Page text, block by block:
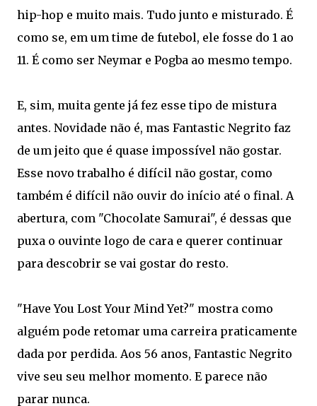
hip-hop e muito mais. Tudo junto e misturado. É
como se, em um time de futebol, ele fosse do 1 ao
11. É como ser Neymar e Pogba ao mesmo tempo.
E, sim, muita gente já fez esse tipo de mistura
antes. Novidade não é, mas Fantastic Negrito faz
de um jeito que é quase impossível não gostar.
Esse novo trabalho é difícil não gostar, como
também é difícil não ouvir do início até o final. A
abertura, com "Chocolate Samurai", é dessas que
puxa o ouvinte logo de cara e querer continuar
para descobrir se vai gostar do resto.
"Have You Lost Your Mind Yet?" mostra como
alguém pode retomar uma carreira praticamente
dada por perdida. Aos 56 anos, Fantastic Negrito
vive seu seu melhor momento. E parece não
parar nunca.